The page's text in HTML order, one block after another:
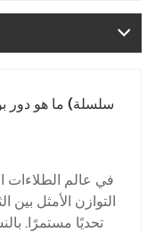
ما هو دور
التوازن الأمثل بين
تحديًا مستمرًا.